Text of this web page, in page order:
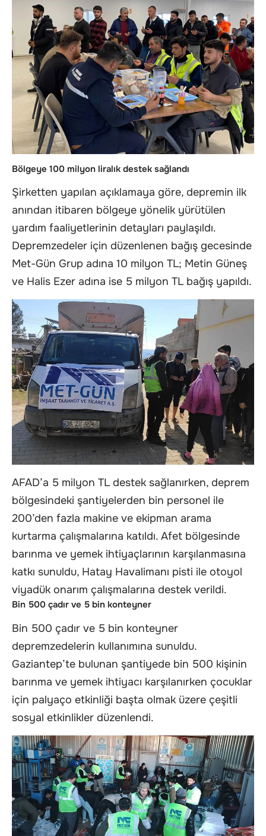
Bölgeye 100 milyon liralık destek sağlandı
Şirketten yapılan açıklamaya göre, depremin ilk
anından itibaren bölgeye yönelik yürütülen
yardım faaliyetlerinin detayları paylaşıldı.
Depremzedeler için düzenlenen bağış gecesinde
Met-Gün Grup adına 10 milyon TL; Metin Güneş
ve Halis Ezer adına ise 5 milyon TL bağış yapıldı.
AFAD’a 5 milyon TL destek sağlanırken, deprem
bölgesindeki şantiyelerden bin personel ile
200’den fazla makine ve ekipman arama
kurtarma çalışmalarına katıldı. Afet bölgesinde
barınma ve yemek ihtiyaçlarının karşılanmasına
katkı sunuldu, Hatay Havalimanı pisti ile otoyol
viyadük onarım çalışmalarına destek verildi.
Bin 500 çadır ve 5 bin konteyner
Bin 500 çadır ve 5 bin konteyner
depremzedelerin kullanımına sunuldu.
Gaziantep’te bulunan şantiyede bin 500 kişinin
barınma ve yemek ihtiyacı karşılanırken çocuklar
için palyaço etkinliği başta olmak üzere çeşitli
sosyal etkinlikler düzenlendi.